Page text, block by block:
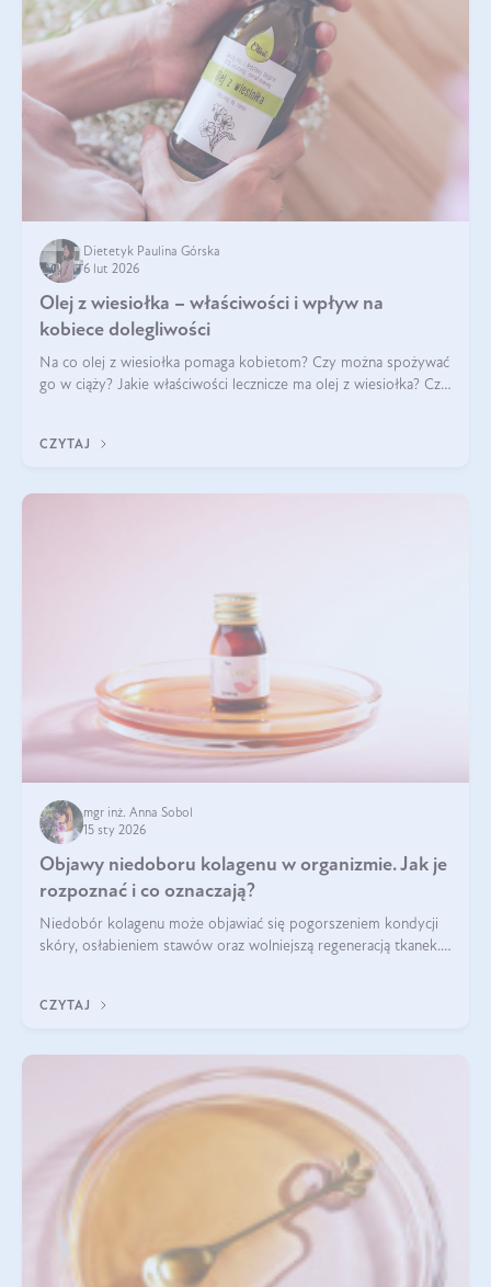
Dietetyk Paulina Górska
6 lut 2026
Olej z wiesiołka – właściwości i wpływ na
kobiece dolegliwości
Na co olej z wiesiołka pomaga kobietom? Czy można spożywać
go w ciąży? Jakie właściwości lecznicze ma olej z wiesiołka? Czy
CZYTAJ
mgr inż. Anna Sobol
15 sty 2026
Objawy niedoboru kolagenu w organizmie. Jak je
rozpoznać i co oznaczają?
Niedobór kolagenu może objawiać się pogorszeniem kondycji
skóry, osłabieniem stawów oraz wolniejszą regeneracją tkanek.
osłabienie włosów.
CZYTAJ